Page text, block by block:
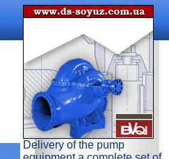
Delivery of the pump